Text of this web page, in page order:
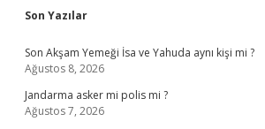
Sidebar
Son Yazılar
Son Akşam Yemeği İsa ve Yahuda aynı kişi mi ?
Ağustos 8, 2026
Jandarma asker mi polis mi ?
Ağustos 7, 2026